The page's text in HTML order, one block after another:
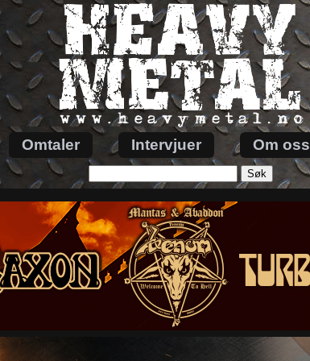
Omtaler Intervjuer Om oss
etter: